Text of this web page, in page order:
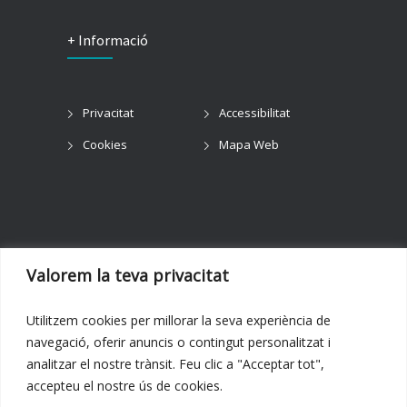
Valorem la teva privacitat
Utilitzem cookies per millorar la seva experiència de
navegació, oferir anuncis o contingut personalitzat i
analitzar el nostre trànsit. Feu clic a "Acceptar tot",
accepteu el nostre ús de cookies.
+ Informació
Privacitat
Accessibilitat
Cookies
Mapa Web
Disseny web: Hitech Informàtica